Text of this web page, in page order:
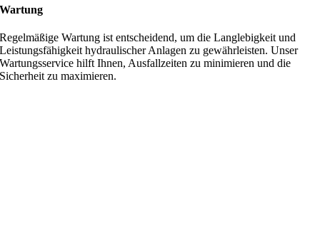
Wartung
Regelmäßige Wartung ist entscheidend, um die Langlebigkeit und
Leistungsfähigkeit hydraulischer Anlagen zu gewährleisten. Unser
Wartungsservice hilft Ihnen, Ausfallzeiten zu minimieren und die
Sicherheit zu maximieren.